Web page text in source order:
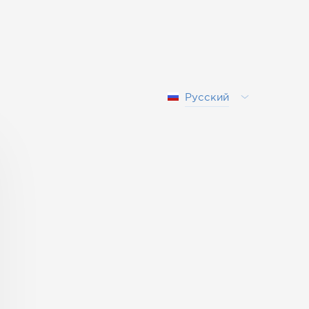
Русский